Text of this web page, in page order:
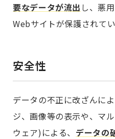
要なデータが流出 し、悪
Webサイトが保護されて
安全性
データの不正に改ざんに
ジ、画像等の表示や、マ
ウェア)による、 データの